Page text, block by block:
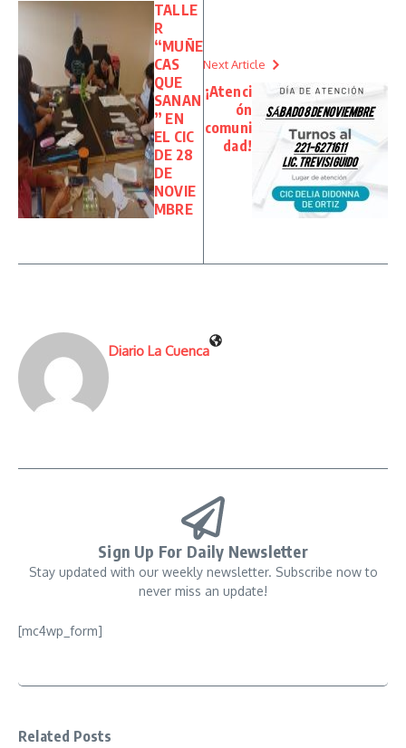
TALLE
R
“MUÑE
CAS
QUE
SANAN
” EN
EL CIC
DE 28
DE
NOVIE
MBRE
Next Article
¡Atenci
ón
comuni
dad!
Diario La Cuenca
Sign Up For Daily Newsletter
Stay updated with our weekly newsletter. Subscribe now to
never miss an update!
[mc4wp_form]
Related Posts